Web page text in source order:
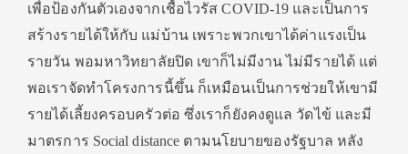
เพื่อป้องกันตัวเองจากเชื้อไวรัส COVID-19 และเป็นการ
สร้างรายได้ให้กับ แม่บ้าน เพราะพวกเขาได้ค่าแรงเป็น
รายวัน พอมหาวิทยาลัยปิด เขาก็ไม่มีงาน ไม่มีรายได้ แต่
พอเราจัดทำโครงการนี้ขึ้น ก็เหมือนเป็นการช่วยให้เขามี
รายได้เลี้ยงครอบครัวต่อ ซึ่งเราก็ยังคงดูแล วัดไข้ และมี
มาตรการ Social distance ตามนโยบายของรัฐบาล หลัง